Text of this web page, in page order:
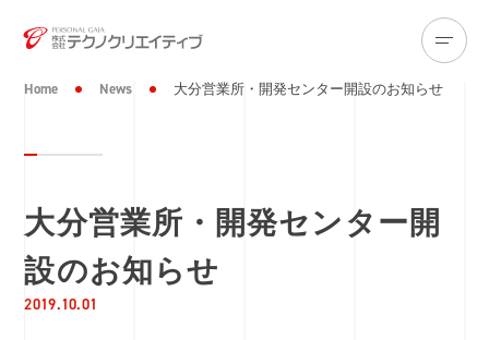
Home News 大分営業所・開発センター開設のお知らせ
大分営業所・開発センター開
設のお知らせ
2019.10.01